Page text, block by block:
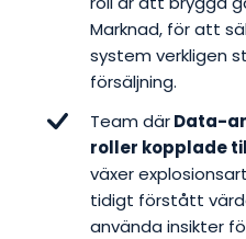
Marknad, för att
system verkligen
försäljning.
Team därData-
roller kopplade
växer
tidigt förstått
använda insikter